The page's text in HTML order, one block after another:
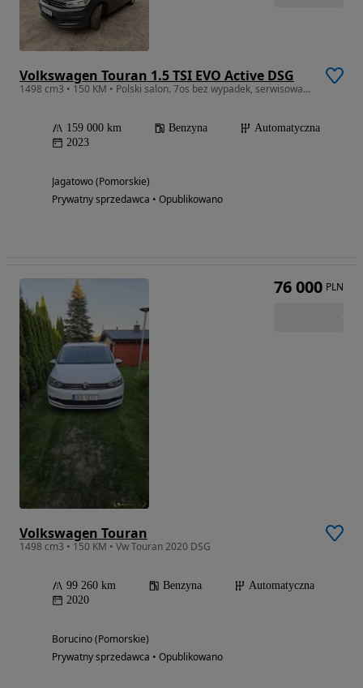
Volkswagen Touran 1.5 TSI EVO Active DSG
1498 cm3 • 150 KM • Polski salon. 7os bez wypadek, serwisowany.
159 000 km Benzyna
Automatyczna
2023
Jagatowo (Pomorskie)
Prywatny sprzedawca • Opublikowano
Volkswagen Touran
1498 cm3 • 150 KM • Vw Touran 2020 DSG
99 260 km Benzyna
Automatyczna
2020
Borucino (Pomorskie)
Prywatny sprzedawca • Opublikowano
76 000 PLN